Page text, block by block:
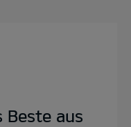
Beste aus